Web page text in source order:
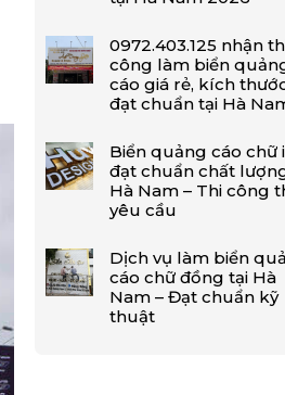
0972.403.125 nhận
công làm biển
cáo giá rẻ, kích
đạt chuẩn tại Hà
Biển quảng cáo chữ
đạt chuẩn chất
Hà Nam – Thi công
yêu cầu
Dịch vụ làm biển
cáo chữ đồng tại Hà
Nam – Đạt chuẩn kỹ
thuật